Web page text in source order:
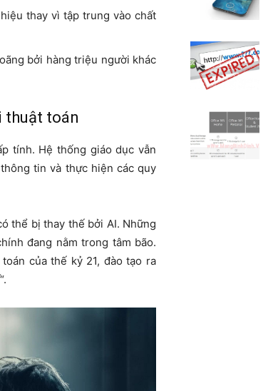
thay vì tập trung vào chất
bởi hàng triệu người khác
thuật toán
tính. Hệ thống giáo dục vẫn
tin và thực hiện các quy
thể bị thay thế bởi AI. Những
đang nằm trong tâm bão.
của thế kỷ 21, đào tạo ra
“.